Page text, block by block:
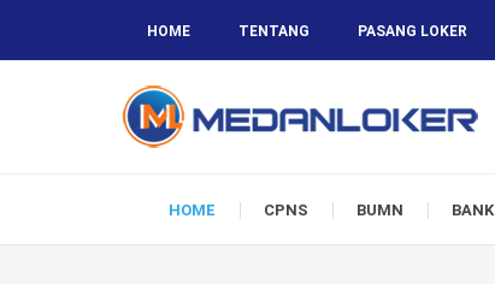
HOME TENTANG PASANG LOKER
HOME CPNS BUMN BANK